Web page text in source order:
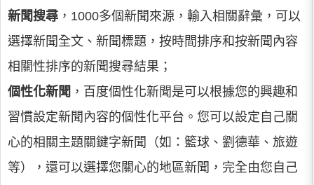
新聞搜尋 ，1000多個新聞來源，輸入相關辭彙，可以
選擇新聞全文、新聞標題，按時間排序和按新聞內容
相關性排序的新聞搜尋結果；
個性化新聞 ，百度個性化新聞是可以根據您的興趣和
習慣設定新聞內容的個性化平台。您可以設定自己關
心的相關主題關鍵字新聞（如：籃球、劉德華、旅遊
等），還可以選擇您關心的地區新聞，完全由您自己